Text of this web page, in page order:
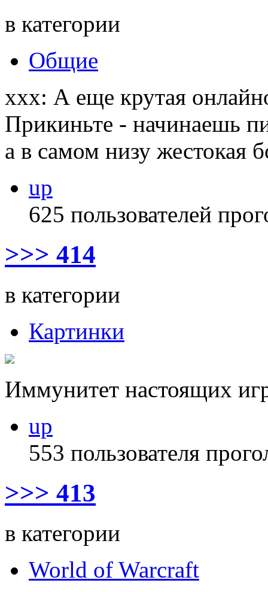
в категории
Общие
xxx: А еще крутая
Прикиньте - начинаешь
а в самом низу жестокая
up
625 пользователей
>>> 414
в категории
Картинки
Иммунитет настоящих
up
553 пользователя
>>> 413
в категории
World of Warcraft